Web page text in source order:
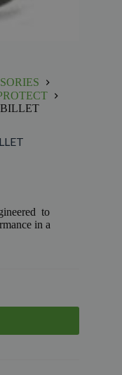
to
in a